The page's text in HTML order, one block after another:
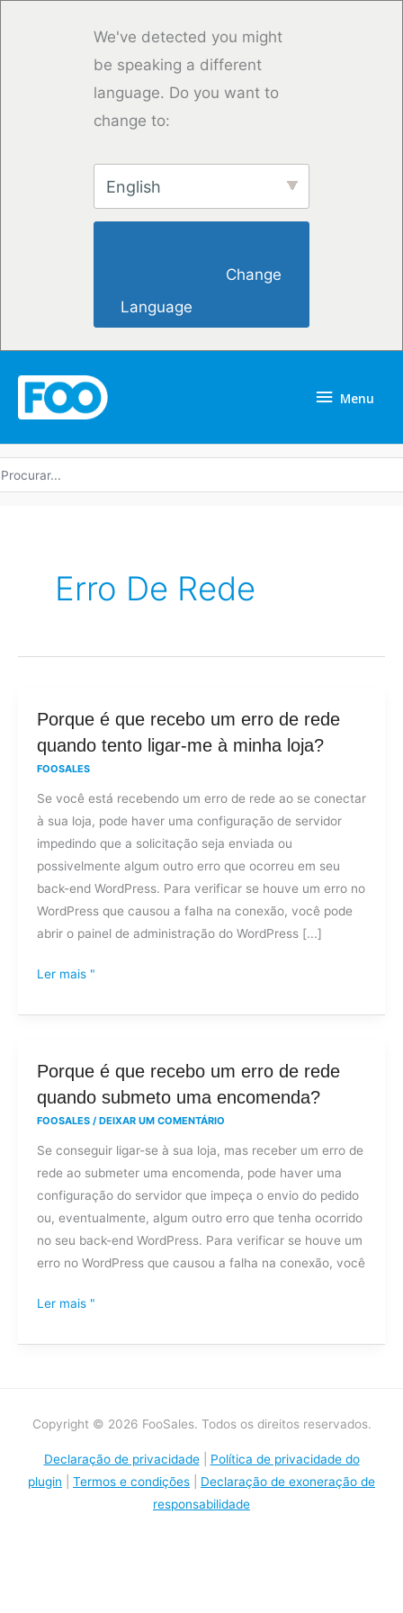
We've detected you might
be speaking a different
language. Do you want to
change to:
English
Language
Menu
Erro De Rede
Porque é que recebo um erro de rede
quando tento ligar-me à minha loja?
FOOSALES
Se você está recebendo um erro de rede ao se conectar
à sua loja, pode haver uma configuração de servidor
impedindo que a solicitação seja enviada ou
possivelmente algum outro erro que ocorreu em seu
back-end WordPress. Para verificar se houve um erro no
WordPress que causou a falha na conexão, você pode
abrir o painel de administração do WordPress [...]
Porque
é
um
erro
de
rede
quando
tento
ligar-
Ler mais "
Porque é que recebo um erro de rede
quando submeto uma encomenda?
FOOSALES / DEIXAR UM COMENTÁRIO
Se conseguir ligar-se à sua loja, mas receber um erro de
rede ao submeter uma encomenda, pode haver uma
configuração do servidor que impeça o envio do pedido
ou, eventualmente, algum outro erro que tenha ocorrido
no seu back-end WordPress. Para verificar se houve um
erro no WordPress que causou a falha na conexão, você
Porque
é
um
erro
de
rede
quando
submeto
Ler mais "
Copyright © 2026 FooSales. Todos os direitos reservados.
Declaração de privacidade| Política de privacidade do
plugin
Termos e condições
Declaração de exoneração de
responsabilidade